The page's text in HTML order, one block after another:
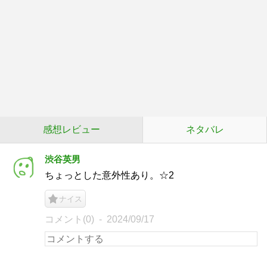
感想レビュー ネタバレ
渋谷英男
ちょっとした意外性あり。☆2
ナイス
コメント(0) 2024/09/17